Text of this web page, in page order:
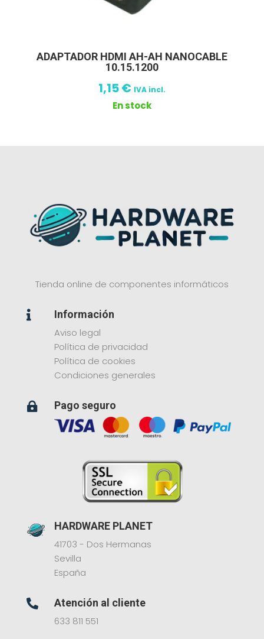
ADAPTADOR HDMI AH-AH NANOCABLE
10.15.1200
1,15€ IVA incl.
En stock
Tienda online de componentes informáticos

Información
Aviso legal
Política de privacidad
Política de cookies
Condiciones generales
 Pago seguro
HARDWARE PLANET
41703 - Dos Hermanas
Sevilla
España

Atención al cliente
633 811 551